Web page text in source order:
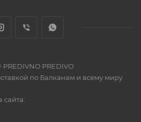
PREDIVNO PREDIVO
по Балканам и всему миру
сайта: